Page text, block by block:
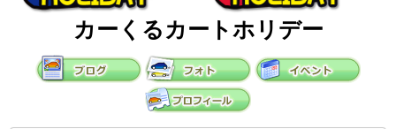
カーくるカートホリデー